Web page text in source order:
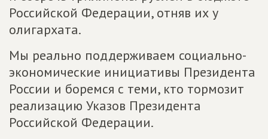
Российской Федерации, отняв их у
олигархата.
Мы реально поддерживаем социально-
экономические инициативы Президента
России и боремся с теми, кто тормозит
реализацию Указов Президента
Российской Федерации.